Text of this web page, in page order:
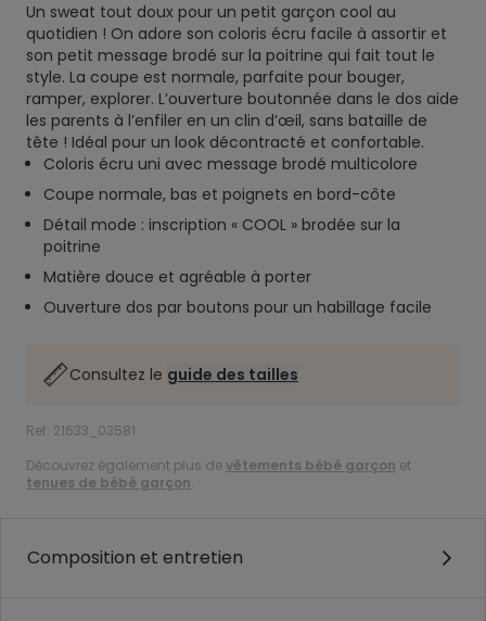
Un sweat tout doux pour un petit garçon cool au
quotidien ! On adore son coloris écru facile à assortir et
son petit message brodé sur la poitrine qui fait tout le
style. La coupe est normale, parfaite pour bouger,
ramper, explorer. L’ouverture boutonnée dans le dos aide
les parents à l’enfiler en un clin d’œil, sans bataille de
tête ! Idéal pour un look décontracté et confortable.
Coloris écru uni avec message brodé multicolore
Coupe normale, bas et poignets en bord-côte
Détail mode : inscription « COOL » brodée sur la
poitrine
Matière douce et agréable à porter
Ouverture dos par boutons pour un habillage facile
Consultez le guide des tailles
Ref. 21633_03581
Découvrez également plus devêtements bébé garçon et
tenues de bébé garçon.
Composition et entretien